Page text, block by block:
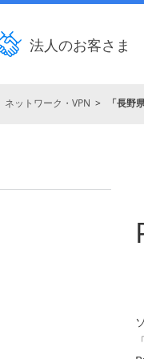
法人のお客さま
ネットワーク・VPN 「長